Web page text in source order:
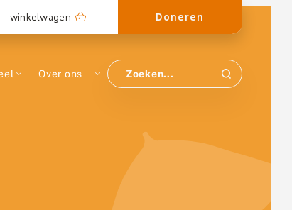
winkelwagen Doneren
Over ons